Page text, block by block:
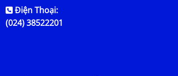
Điện Thoại:
(024) 38522201